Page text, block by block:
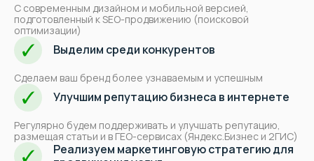
С современным дизайном и мобильной версией,
подготовленный к SEO-продвижению (поисковой
оптимизации)
Выделим среди конкурентов
Сделаем ваш бренд более узнаваемым и успешным
Улучшим репутацию бизнеса в интернете
Регулярно будем поддерживать и улучшать репутацию,
размещая статьи и в ГЕО-сервисах (Яндекс.Бизнес и 2ГИС)
Реализуем маркетинговую стратегию для
Помогаем, когда
Аудит вашего сайта позволит
провести комплексный
анализ, найти точки роста и
способствоватьросту
продаж и прибыли
ЗооБизнеса